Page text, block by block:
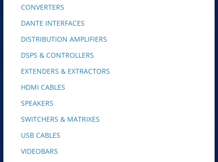
CONVERTERS
DANTE INTERFACES
DISTRIBUTION AMPLIFIERS
DSPS & CONTROLLERS
EXTENDERS & EXTRACTORS
HDMI CABLES
SPEAKERS
SWITCHERS & MATRIXES
USB CABLES
VIDEOBARS